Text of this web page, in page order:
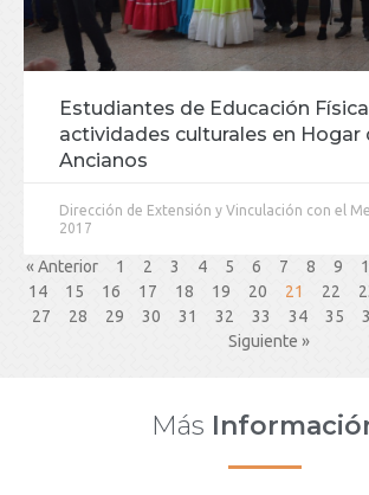
Estudiantes de Educación
actividades culturales en Hogar
Ancianos
Dirección de Extensión y Vinculación con el
2017
« Anterior 1 2 3 4 5 6 7 8 9
14
15 16 17 18 19 20 21 22
27
28 29 30 31 32 33 34 35
Siguiente »
Más